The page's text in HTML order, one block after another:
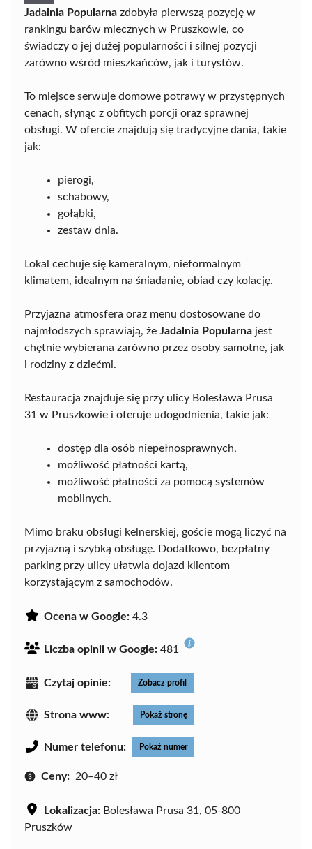
Jadalnia Popularna zdobyła pierwszą pozycję w
rankingu barów mlecznych w Pruszkowie, co
świadczy o jej dużej popularności i silnej pozycji
zarówno wśród mieszkańców, jak i turystów.
To miejsce serwuje domowe potrawy w przystępnych
cenach, słynąc z obfitych porcji oraz sprawnej
obsługi. W ofercie znajdują się tradycyjne dania, takie
jak:
pierogi,
schabowy,
gołąbki,
zestaw dnia.
Lokal cechuje się kameralnym, nieformalnym
klimatem, idealnym na śniadanie, obiad czy kolację.
Przyjazna atmosfera oraz menu dostosowane do
najmłodszych sprawiają, że Jadalnia Popularna jest
chętnie wybierana zarówno przez osoby samotne, jak
i rodziny z dziećmi.
Restauracja znajduje się przy ulicy Bolesława Prusa
31 w Pruszkowie i oferuje udogodnienia, takie jak:
dostęp dla osób niepełnosprawnych,
możliwość płatności kartą,
możliwość płatności za pomocą systemów
mobilnych.
Mimo braku obsługi kelnerskiej, goście mogą liczyć na
przyjazną i szybką obsługę. Dodatkowo, bezpłatny
parking przy ulicy ułatwia dojazd klientom
korzystającym z samochodów.
Ocena w Google: 4.3
Liczba opinii w Google: 481
Czytaj opinie: Zobacz profil
Strona www: Pokaż stronę
Numer telefonu: Pokaż numer
Ceny: 20–40 zł
Lokalizacja: Bolesława Prusa 31, 05-800
Pruszków